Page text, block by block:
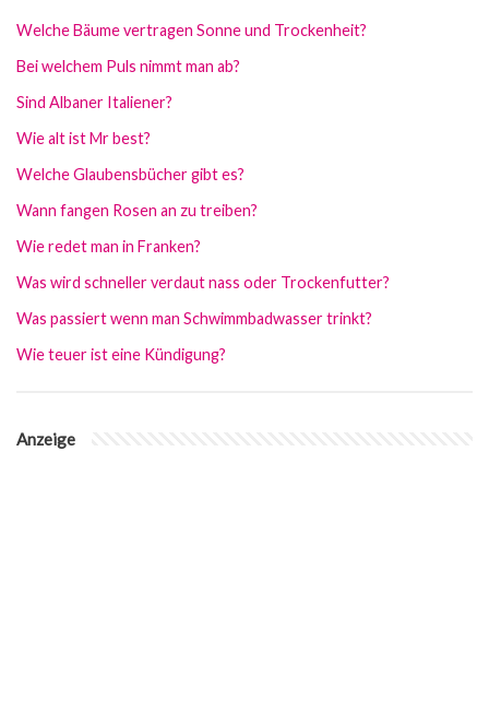
Welche Bäume vertragen Sonne und Trockenheit?
Bei welchem Puls nimmt man ab?
Sind Albaner Italiener?
Wie alt ist Mr best?
Welche Glaubensbücher gibt es?
Wann fangen Rosen an zu treiben?
Wie redet man in Franken?
Was wird schneller verdaut nass oder Trockenfutter?
Was passiert wenn man Schwimmbadwasser trinkt?
Wie teuer ist eine Kündigung?
Anzeige